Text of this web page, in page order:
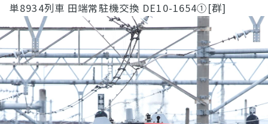
単8934列車 田端常駐機交換 DE10-1654①[群]